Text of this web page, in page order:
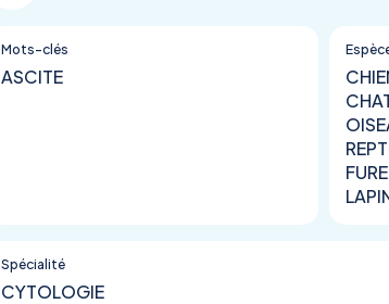
Mots-clés
ASCITE
Spécialité
CYTOLOGIE